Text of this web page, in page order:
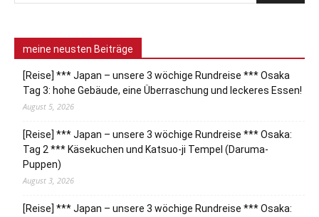
meine neusten Beiträge
[Reise] *** Japan – unsere 3 wöchige Rundreise *** Osaka
Tag 3: hohe Gebäude, eine Überraschung und leckeres Essen!
August 5, 2026
[Reise] *** Japan – unsere 3 wöchige Rundreise *** Osaka:
Tag 2 *** Käsekuchen und Katsuo-ji Tempel (Daruma-
Puppen)
August 3, 2026
[Reise] *** Japan – unsere 3 wöchige Rundreise *** Osaka: